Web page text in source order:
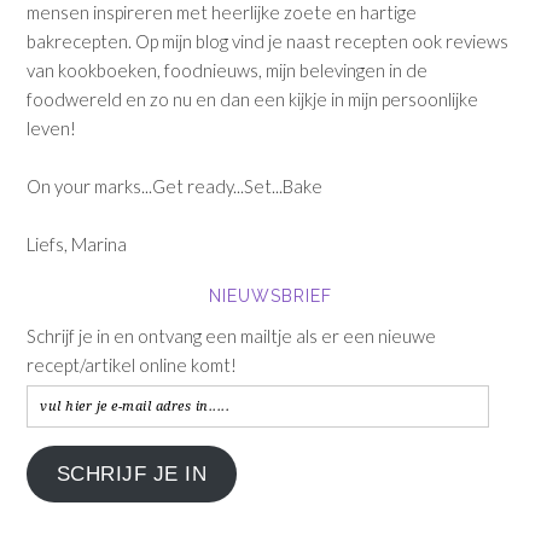
mensen inspireren met heerlijke zoete en hartige
bakrecepten. Op mijn blog vind je naast recepten ook reviews
van kookboeken, foodnieuws, mijn belevingen in de
foodwereld en zo nu en dan een kijkje in mijn persoonlijke
leven!
On your marks...Get ready...Set...Bake
Liefs, Marina
NIEUWSBRIEF
Schrijf je in en ontvang een mailtje als er een nieuwe
recept/artikel online komt!
vul
hier
je
e-
SCHRIJF JE IN